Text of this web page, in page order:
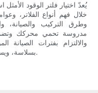
يُعدّ اختيار فلتر الوقود
خلال فهم أنواع الفلاتر،
وطرق التركيب والصيانة،
مدروسة تحمي محركك
والالتزام بفترات
بسلاسة، ويساعد على تجنب الإصلاحات المكلفة لاحقًا.